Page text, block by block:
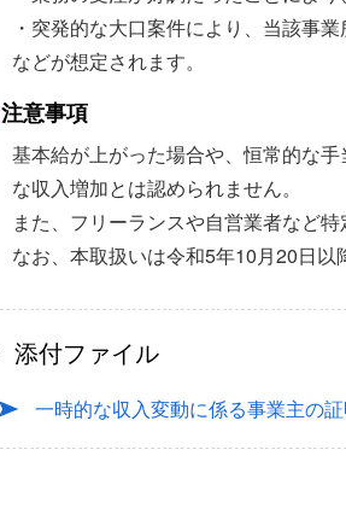
・突発的な大口案件により、当該事
などが想定されます。
注意事項
基本給が上がった場合や、恒常的な
な収入増加とは認められません。
また、フリーランスや自営業者など
なお、本取扱いは令和5年10月20日以
添付ファイル
一時的な収入変動に係る事業主の